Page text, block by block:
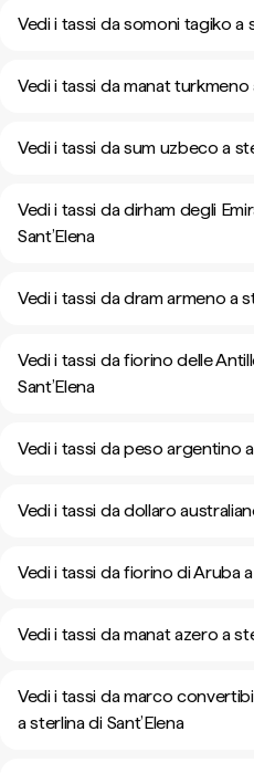
Vedi i tassi da somoni tagiko a
Vedi i tassi da manat turkmeno
Vedi i tassi da sum uzbeco a
Vedi i tassi da dirham degli
Sant’Elena
Vedi i tassi da dram armeno a
Vedi i tassi da fiorino delle
Sant’Elena
Vedi i tassi da peso argentino
Vedi i tassi da dollaro
Vedi i tassi da fiorino di Aruba
Vedi i tassi da manat azero a
Vedi i tassi da marco
a sterlina di Sant’Elena